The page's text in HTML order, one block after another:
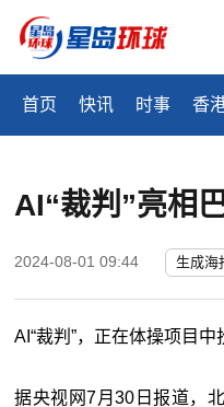
首页 快讯 时事 香
AI“裁判”亮相
2024-08-01 09:44 生成海
AI“裁判”，正在体操项目中
据央视网7月30日报道，